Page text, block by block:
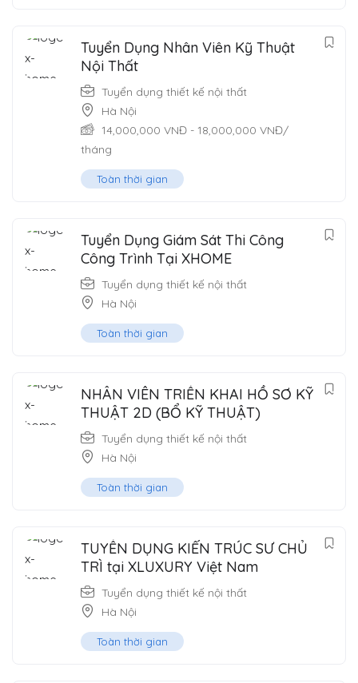
Tuyển Dụng Nhân Viên Kỹ Thuật
Nội Thất
Tuyển dụng thiết kế nội thất
Hà Nội
14,000,000 VNĐ - 18,000,000 VNĐ/
tháng
Toàn thời gian
Tuyển Dụng Giám Sát Thi Công
Công Trình Tại XHOME
Tuyển dụng thiết kế nội thất
Hà Nội
Toàn thời gian
NHÂN VIÊN TRIỂN KHAI HỒ SƠ KỸ
THUẬT 2D (BỔ KỸ THUẬT)
Tuyển dụng thiết kế nội thất
Hà Nội
Toàn thời gian
TUYỂN DỤNG KIẾN TRÚC SƯ CHỦ
TRÌ tại XLUXURY Việt Nam
Tuyển dụng thiết kế nội thất
Hà Nội
Toàn thời gian